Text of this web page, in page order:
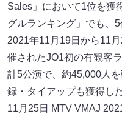
Sales」において1位を獲
グルランキング」でも、5
2021年11⽉19⽇から11
催されたJO1初の有観客
計5公演で、約45,000⼈
録・タイアップも獲得した
11⽉25⽇ MTV VMAJ